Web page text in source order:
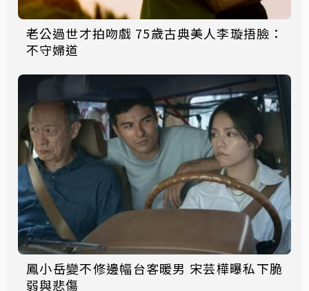
老公過世才拍吻戲 75歲古典美人李璇捂臉：
不守婦道
鳳小岳變不修邊幅台客暖男 宋芸樺曝私下脆
弱與悲傷